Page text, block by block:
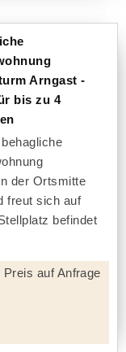
Arngast -
bis zu 4
der Ortsmitte
freut sich auf
befindet
Preis auf Anfrage